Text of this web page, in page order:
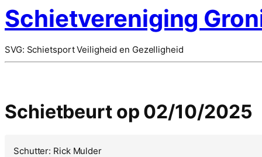
Schietvereniging
SVG: Schietsport Veiligheid en Gezelligheid
Schietbeurt op 02/10/2025
Schutter: Rick Mulder